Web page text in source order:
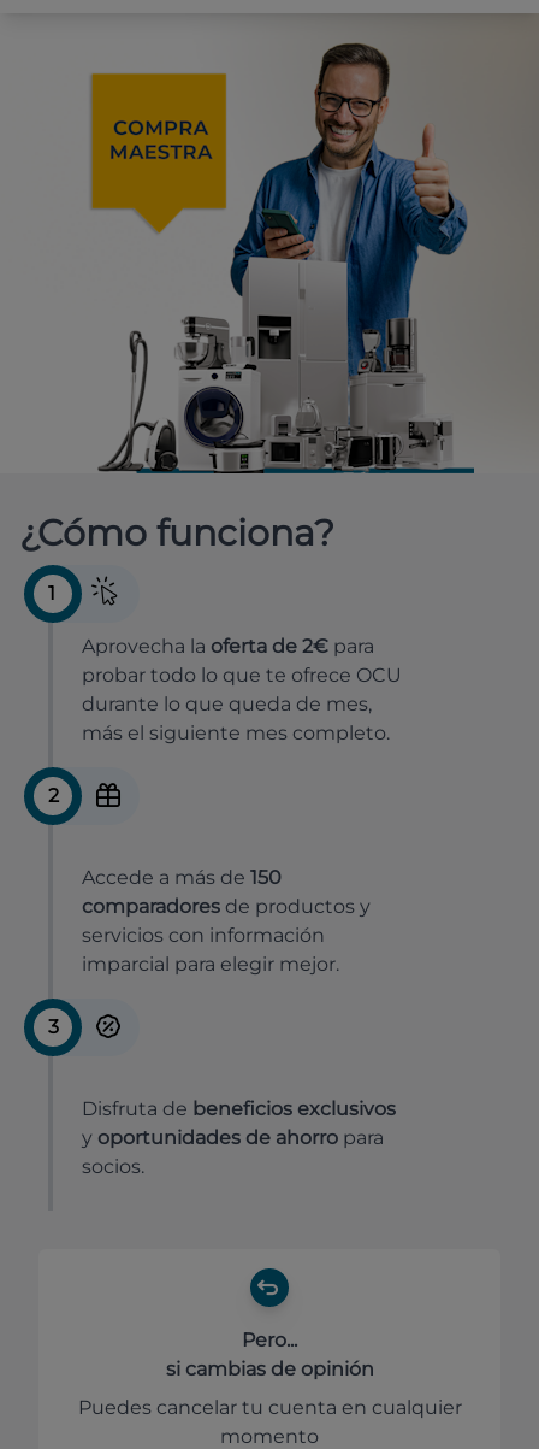
¿Cómo funciona?
1
Aprovecha la oferta de 2€ para
probar todo lo que te ofrece OCU
durante lo que queda de mes,
más el siguiente mes completo.
2
Accede a más de 150
comparadores de productos y
servicios con información
imparcial para elegir mejor.
3
Disfruta de beneficios exclusivos
y oportunidades de ahorro para
socios.
Pero...
si cambias de opinión
Puedes cancelar tu cuenta en cualquier
momento